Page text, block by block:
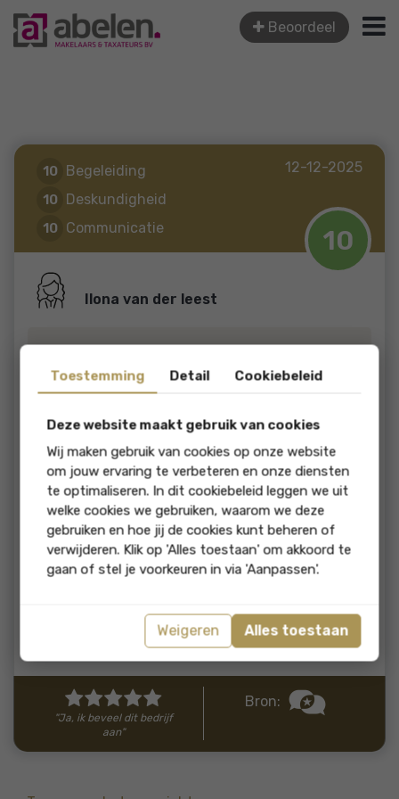
Beoordeel
12-12-2025
10
10 Begeleiding
10 Deskundigheid
10 Communicatie
Ilona van der leest
Meerdere woningen verkocht in de familie en nu zeer
tevreden met de verkoop van mijn eigen huis woning. Fijne
communicatie, komen afspraken na en verkoop was snel
rond.
reactie
Beste Ilona, Dank je wel voor jouw hele mooie
review. Fijn om te horen en en wensen jou heel
groet, het Abelen Team.
Reactie van Abelen Makelaars & Taxateurs
"Ja, ik beveel dit bedrijf
aan"
Bron:
Toestemming Detail Cookiebeleid
Deze website maakt gebruik van cookies
Wij maken gebruik van cookies op onze website
om jouw ervaring te verbeteren en onze diensten
te optimaliseren. In dit cookiebeleid leggen we uit
welke cookies we gebruiken, waarom we deze
gebruiken en hoe jij de cookies kunt beheren of
verwijderen. Klik op 'Alles toestaan' om akkoord te
gaan of stel je voorkeuren in via 'Aanpassen'.
Weigeren Alles toestaan